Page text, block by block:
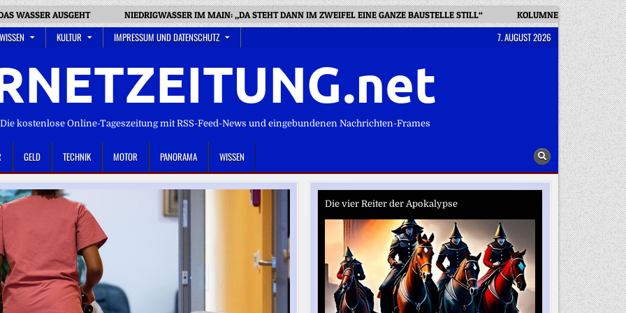
WASSER AUSGEHT NIEDRIGWASSER IM MAIN: „DA STEHT DANN IM ZWEIFEL EINE GANZE BAUSTELLE STILL“ KOLUMNE „RICHTIG
KULTUR IMPRESSUM UND DATENSCHUTZ 7. AUGUST 2026
kostenlose Online-Tageszeitung mit RSS-Feed-News und eingebundenen Nachrichten-Frames
GELD TECHNIK MOTOR PANORAMA WISSEN
Die vier Reiter der Apokalypse